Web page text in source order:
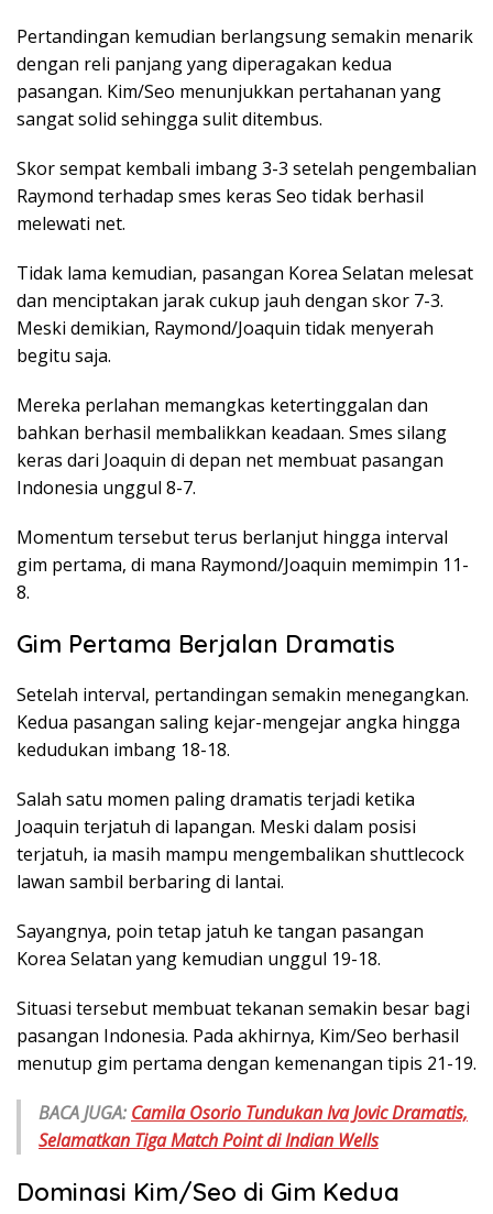
Pertandingan kemudian berlangsung semakin menarik
dengan reli panjang yang diperagakan kedua
pasangan. Kim/Seo menunjukkan pertahanan yang
sangat solid sehingga sulit ditembus.
Skor sempat kembali imbang 3-3 setelah pengembalian
Raymond terhadap smes keras Seo tidak berhasil
melewati net.
Tidak lama kemudian, pasangan Korea Selatan melesat
dan menciptakan jarak cukup jauh dengan skor 7-3.
Meski demikian, Raymond/Joaquin tidak menyerah
begitu saja.
Mereka perlahan memangkas ketertinggalan dan
bahkan berhasil membalikkan keadaan. Smes silang
keras dari Joaquin di depan net membuat pasangan
Indonesia unggul 8-7.
Momentum tersebut terus berlanjut hingga interval
gim pertama, di mana Raymond/Joaquin memimpin 11-
8.
Gim Pertama Berjalan Dramatis
Setelah interval, pertandingan semakin menegangkan.
Kedua pasangan saling kejar-mengejar angka hingga
kedudukan imbang 18-18.
Salah satu momen paling dramatis terjadi ketika
Joaquin terjatuh di lapangan. Meski dalam posisi
terjatuh, ia masih mampu mengembalikan shuttlecock
lawan sambil berbaring di lantai.
Sayangnya, poin tetap jatuh ke tangan pasangan
Korea Selatan yang kemudian unggul 19-18.
Situasi tersebut membuat tekanan semakin besar bagi
pasangan Indonesia. Pada akhirnya, Kim/Seo berhasil
menutup gim pertama dengan kemenangan tipis 21-19.
BACA JUGA: Camila Osorio Tundukan Iva Jovic Dramatis,
Selamatkan Tiga Match Point di Indian Wells
Dominasi Kim/Seo di Gim Kedua